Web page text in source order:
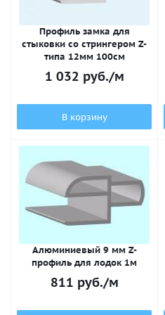
Профиль замка для
стыковки со стрингером Z-
типа 12мм 100см
1 032 руб./м
В корзину
Алюминиевый 9 мм Z-
профиль для лодок 1м
811 руб./м